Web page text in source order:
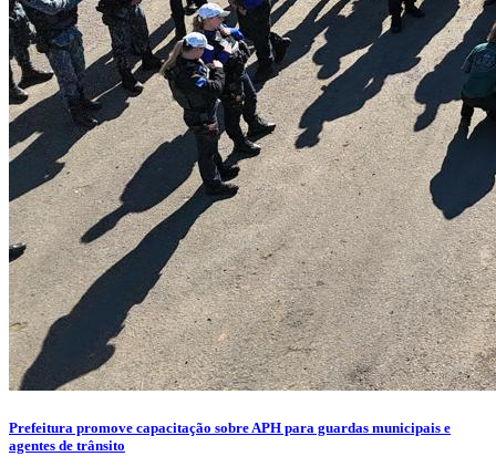
Prefeitura promove capacitação sobre APH para guardas municipais e
agentes de trânsito